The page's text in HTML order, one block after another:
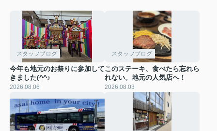
スタッフブログ
今年も地元のお祭りに参加して
きました(^^♪
2026.08.06
スタッフブログ
このステーキ、食べたら忘れら
れない。地元の人気店へ！
2026.08.03